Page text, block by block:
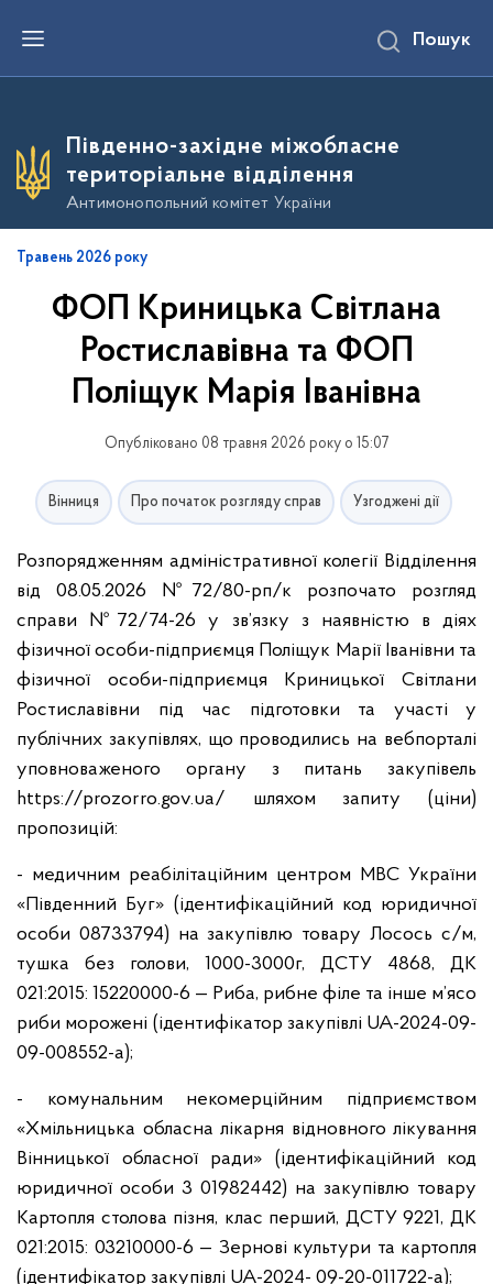
е
о
о
в
Пошук
Південно-західне міжобласне
територіальне відділення
Антимонопольний комітет України
Травень 2026 року
ФОП Криницька Світлана
Ростиславівна та ФОП
Поліщук Марія Іванівна
Опубліковано 08 травня 2026 року о 15:07
Вінниця Про початок розгляду справ Узгоджені дії
Розпорядженням адміністративної колегії Відділення
від 08.05.2026 №72/80-рп/к розпочато розгляд
справи №72/74-26 у зв’язку з наявністю в діях
фізичної особи-підприємця Поліщук Марії Іванівни та
фізичної особи-підприємця Криницької Світлани
Ростиславівни під час підготовки та участі у
публічних закупівлях, що проводились на вебпорталі
уповноваженого органу з питань закупівель
https://prozorro.gov.ua/ шляхом запиту (ціни)
пропозицій:
- медичним реабілітаційним центром МВС України
«Південний Буг» (ідентифікаційний код юридичної
особи 08733794) на закупівлю товару Лосось с/м,
тушка без голови, 1000-3000г, ДСТУ 4868, ДК
021:2015: 15220000-6 — Риба, рибне філе та інше м’ясо
риби морожені (ідентифікатор закупівлі UA-2024-09-
09-008552-a);
- комунальним некомерційним підприємством
«Хмільницька обласна лікарня відновного лікування
Вінницької обласної ради» (ідентифікаційний код
юридичної особи 3 01982442) на закупівлю товару
Картопля столова пізня, клас перший, ДСТУ 9221, ДК
021:2015: 03210000-6 — Зернові культури та картопля
(ідентифікатор закупівлі UA-2024- 09-20-011722-a);